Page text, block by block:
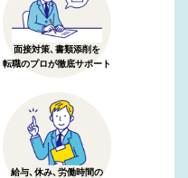
面接対策、書類添削を
転職のプロが徹底サポート
給与、休み、労働時間の